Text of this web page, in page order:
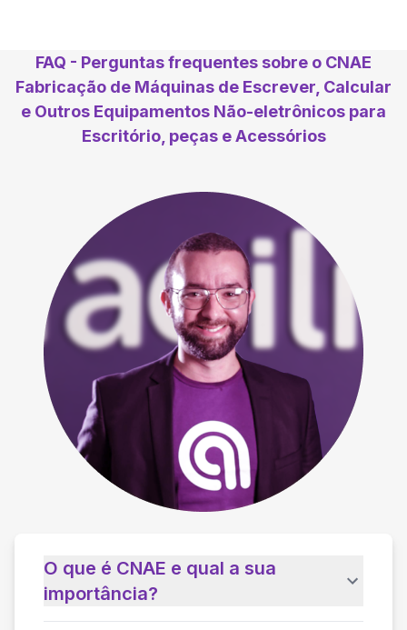
FAQ - Perguntas frequentes sobre o CNAE
Fabricação de Máquinas de Escrever, Calcular
e Outros Equipamentos Não-eletrônicos para
Escritório, peças e Acessórios
O que é CNAE e qual a sua
importância?